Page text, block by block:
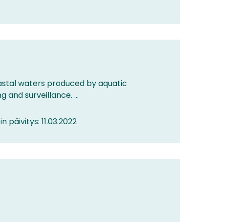
waters produced by aquatic
surveillance. ...
päivitys: 11.03.2022